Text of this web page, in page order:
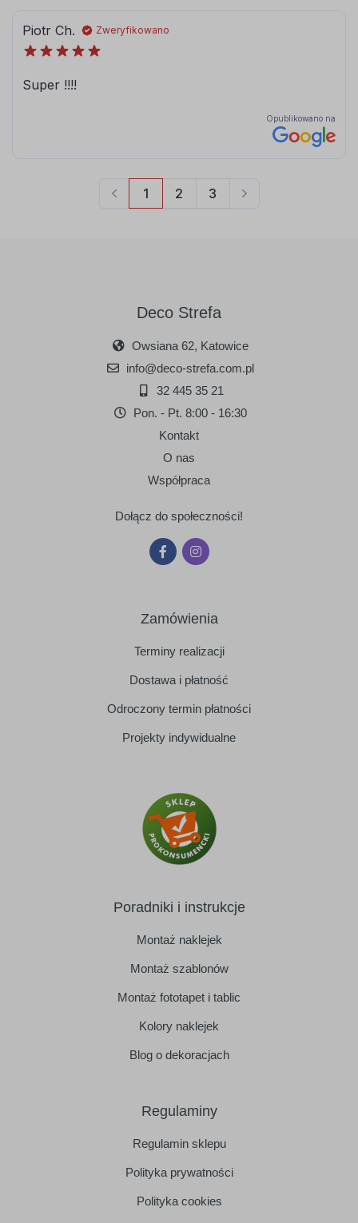
Deco Strefa
Owsiana 62, Katowice
info@deco-strefa.com.pl
32 445 35 21
Pon. - Pt. 8:00 - 16:30
Kontakt
O nas
Współpraca
Dołącz do społeczności!
Zamówienia
Terminy realizacji
Dostawa i płatność
Odroczony termin płatności
Projekty indywidualne
Poradniki i instrukcje
Montaż naklejek
Montaż szablonów
Montaż fototapet i tablic
Kolory naklejek
Blog o dekoracjach
Regulaminy
Regulamin sklepu
Polityka prywatności
Polityka cookies